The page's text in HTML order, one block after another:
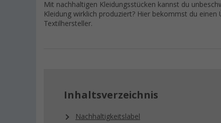
Mit nachhaltigen Kleidungsstücken kannst du
Kleidung wirklich produziert? Hier bekommst du
Textilhersteller.
Inhaltsverzeichnis
Nachhaltigkeitslabel